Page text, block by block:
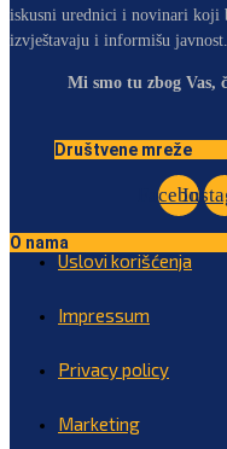
iskusni urednici i novinari koji
izvještavaju i informišu javnost.
Mi smo tu zbog Vas,
Društvene mreže
Facebook
O nama
Uslovi korišćenja
Impressum
Privacy policy
Marketing